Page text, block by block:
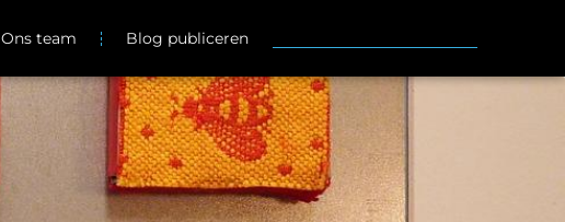
Ons team Blog publiceren